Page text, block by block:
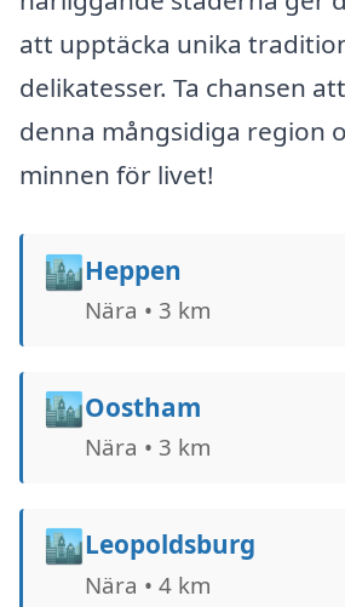
att upptäcka unika
delikatesser. Ta chansen
denna mångsidiga region
minnen för livet!
🏙️Heppen
Nära • 3 km
🏙️Oostham
Nära • 3 km
🏙️Leopoldsburg
Nära • 4 km